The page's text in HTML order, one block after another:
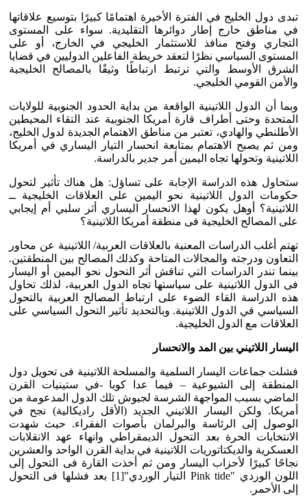
تبدى دول الخليج في الفترة الأخيرة اهتمامًا كبيرًا بتوسيع علاقاتها
في مناطق خارج إطار دوائرها التقليدية. سواء على المستوى
التجاري وفتح منافذ للاستثمار الخليجي في الخارج، أو على
المستوى السياسي نظرًا لتعقد خريطة الفاعلين الدوليين في قضايا
الشرق الأوسط والتي ترتبط ارتباطًا وثيقًا بالمصالح الخليجية
والأمن القومي الخليجي.
وبما أن الدول اللاتينية الواقعة من بداية الحدود الجنوبية للولايات
المتحدة وحتى أطراف قارة أمريكا الجنوبية عند التقاء المحيطين
الأطلنطي والهادي، تعتبر من مناطق الاهتمام الجديدة لدول الخليج،
ومن ثم يصبح الاهتمام بمتابعة انحسار التيار اليساري في أمريكا
اللاتينية وتحولها تجاه اليمين أمر جدير بالدراسة.
ستحاول هذه الدراسة الإجابة على تساؤل: هل هناك تأثير لتحول
حكومات الدول اللاتينية نحو اليمين على العلاقات الخليجية ــ
اللاتينية؟ أوهل يكون لهذا الانحسار اليساري أثر سلبي أم إيجابي
على المصالح الخليجية فى منطقة أمريكا اللاتينية؟
تهتم أغلب الدراسات المعنية بالعلاقات العربية/ اللاتينية عن محاور
التعاون ودرجته والمجالات المتاحة وكذلك المصالح بين المنطقتين.
بينما تندر الدراسات التي تناقش أثر التحول نحو اليمين أو اليسار
فى الدول اللاتينية على سياستها تجاه الدول العربية، لذلك تحاول
هذه الدراسة القاء الضوء على ارتباط المصالح العربية بالتحول
السياسي في الدول اللاتينية. وبالتحديد تأثير التحول السياسي على
العلاقات مع الدول الخليجية.
اليسار اللاتيني بين المد والانحسار
فشلت جماعات اليسار السلمية والمسلحة اللاتينية فى تحويل دول
المنطقة إلى الشيوعية – فيما عدا كوبا -في ستينيات القرن
الماضي بسبب المواجهة الشرسة لجيوش تلك الدول المدعومة من
أمريكا. ولكن اليسار اللاتيني الجديد (الأقل راديكالية) نجح في
الوصول إلى الرئاسة والبرلمان بأصوات الفقراء. حيث شهدت
الانتخابات الحرة بعد التحول الديمقراطي وانهاء عهد الانقلابات
العسكرية والديكتاتوريات اللاتينية في بداية القرن الواحد والعشرين
نجاحًا كبيرًا لأحزاب اليسار ومن ثم أخذت القارة فى التحول إلى
اللون الوردي "Pink tide التيار الوردي"[1] بعد فشلها فى التحول
إلى الأحمر.